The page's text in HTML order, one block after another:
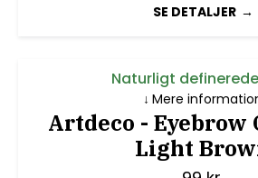
SE DETALJER
Naturligt
Artdeco - Eyebrow
Light
Mere